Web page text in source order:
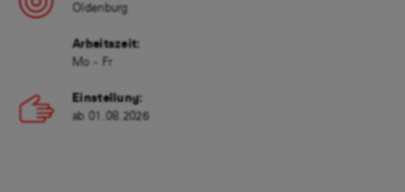
Oldenburg
Arbeitszeit:
Mo - Fr
Einstellung:
ab 01.08.2026